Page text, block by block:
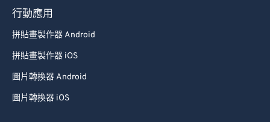
行動應用
拼貼畫製作器 Android
拼貼畫製作器 iOS
圖片轉換器 Android
圖片轉換器 iOS